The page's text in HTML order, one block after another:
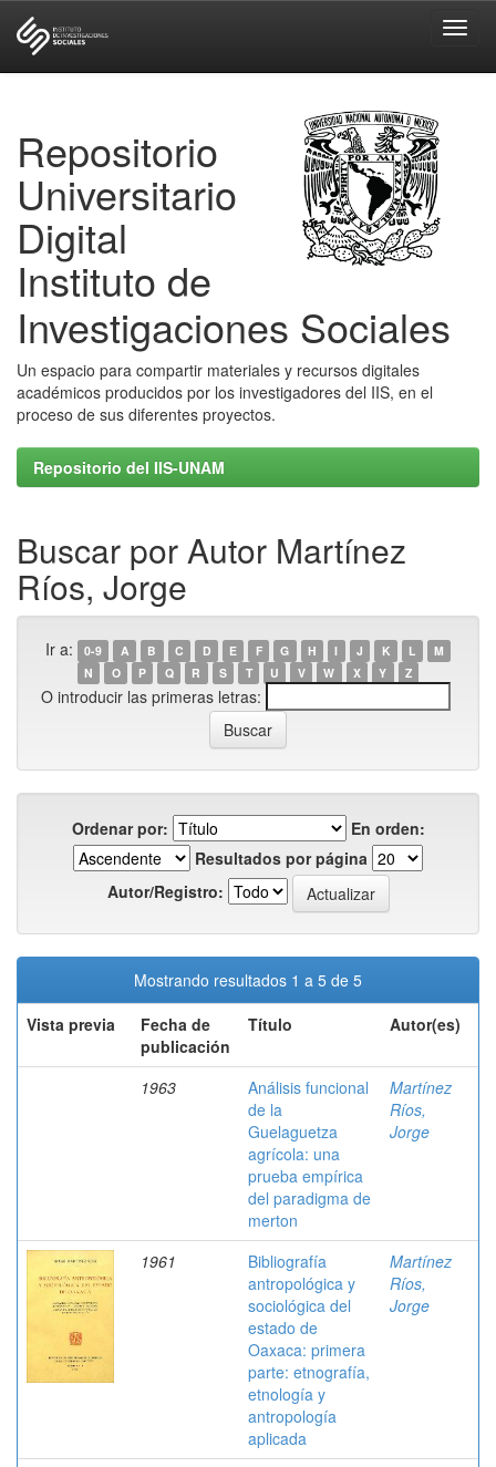
Repositorio
Universitario
Digital
Instituto de
Investigaciones Sociales
Un espacio para compartir materiales y recursos digitales
académicos producidos por los investigadores del IIS, en el
proceso de sus diferentes proyectos.
Repositorio del IIS-UNAM
Buscar por Autor Martínez
Ríos, Jorge
Ir a: 0-9 A B C D E F G H I J K L
M
N
O P Q R S T U V W X Y Z
O introducir las primeras letras:
Ordenar por:
En orden:
Resultados por página
Autor/Registro:
Mostrando resultados 1 a 5 de 5
Vista previa
Fecha de
publicación
Título Autor(es)
1963
Análisis funcional
de la
Guelaguetza
agrícola: una
prueba empírica
del paradigma de
merton
Martínez
Ríos,
Jorge
1961
Bibliografía
antropológica y
sociológica del
estado de
Oaxaca: primera
parte: etnografía,
etnología y
antropología
aplicada
Martínez
Ríos,
Jorge